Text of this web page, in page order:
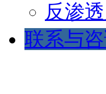
反渗
联系与